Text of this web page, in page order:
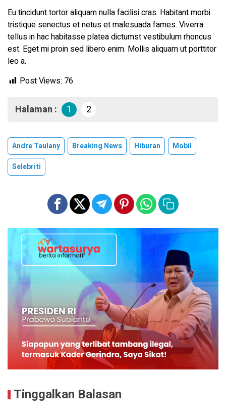
Eu tincidunt tortor aliquam nulla facilisi cras. Habitant morbi
tristique senectus et netus et malesuada fames. Viverra
tellus in hac habitasse platea dictumst vestibulum rhoncus
est. Eget mi proin sed libero enim. Mollis aliquam ut porttitor
leo a.
Post Views: 76
Halaman : 1 2
Andre Taulany Breaking News Hiburan
Mobil
Selebriti
Tinggalkan Balasan